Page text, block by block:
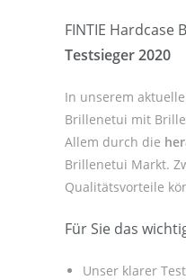
FINTIE
Testsieger 2020
In unserem
Brillenetui mit
Allem durch die
Brillenetui Markt.
Qualitätsvorteile
Für Sie das
Unser klarer